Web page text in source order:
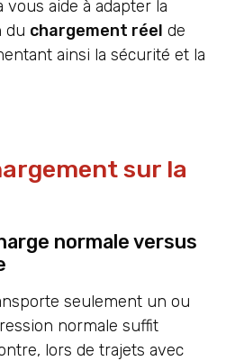
vous aide à adapter la
du chargement réel de
ainsi la sécurité et la
sur la
normale versus
seulement un ou
normale suffit
lors de trajets avec